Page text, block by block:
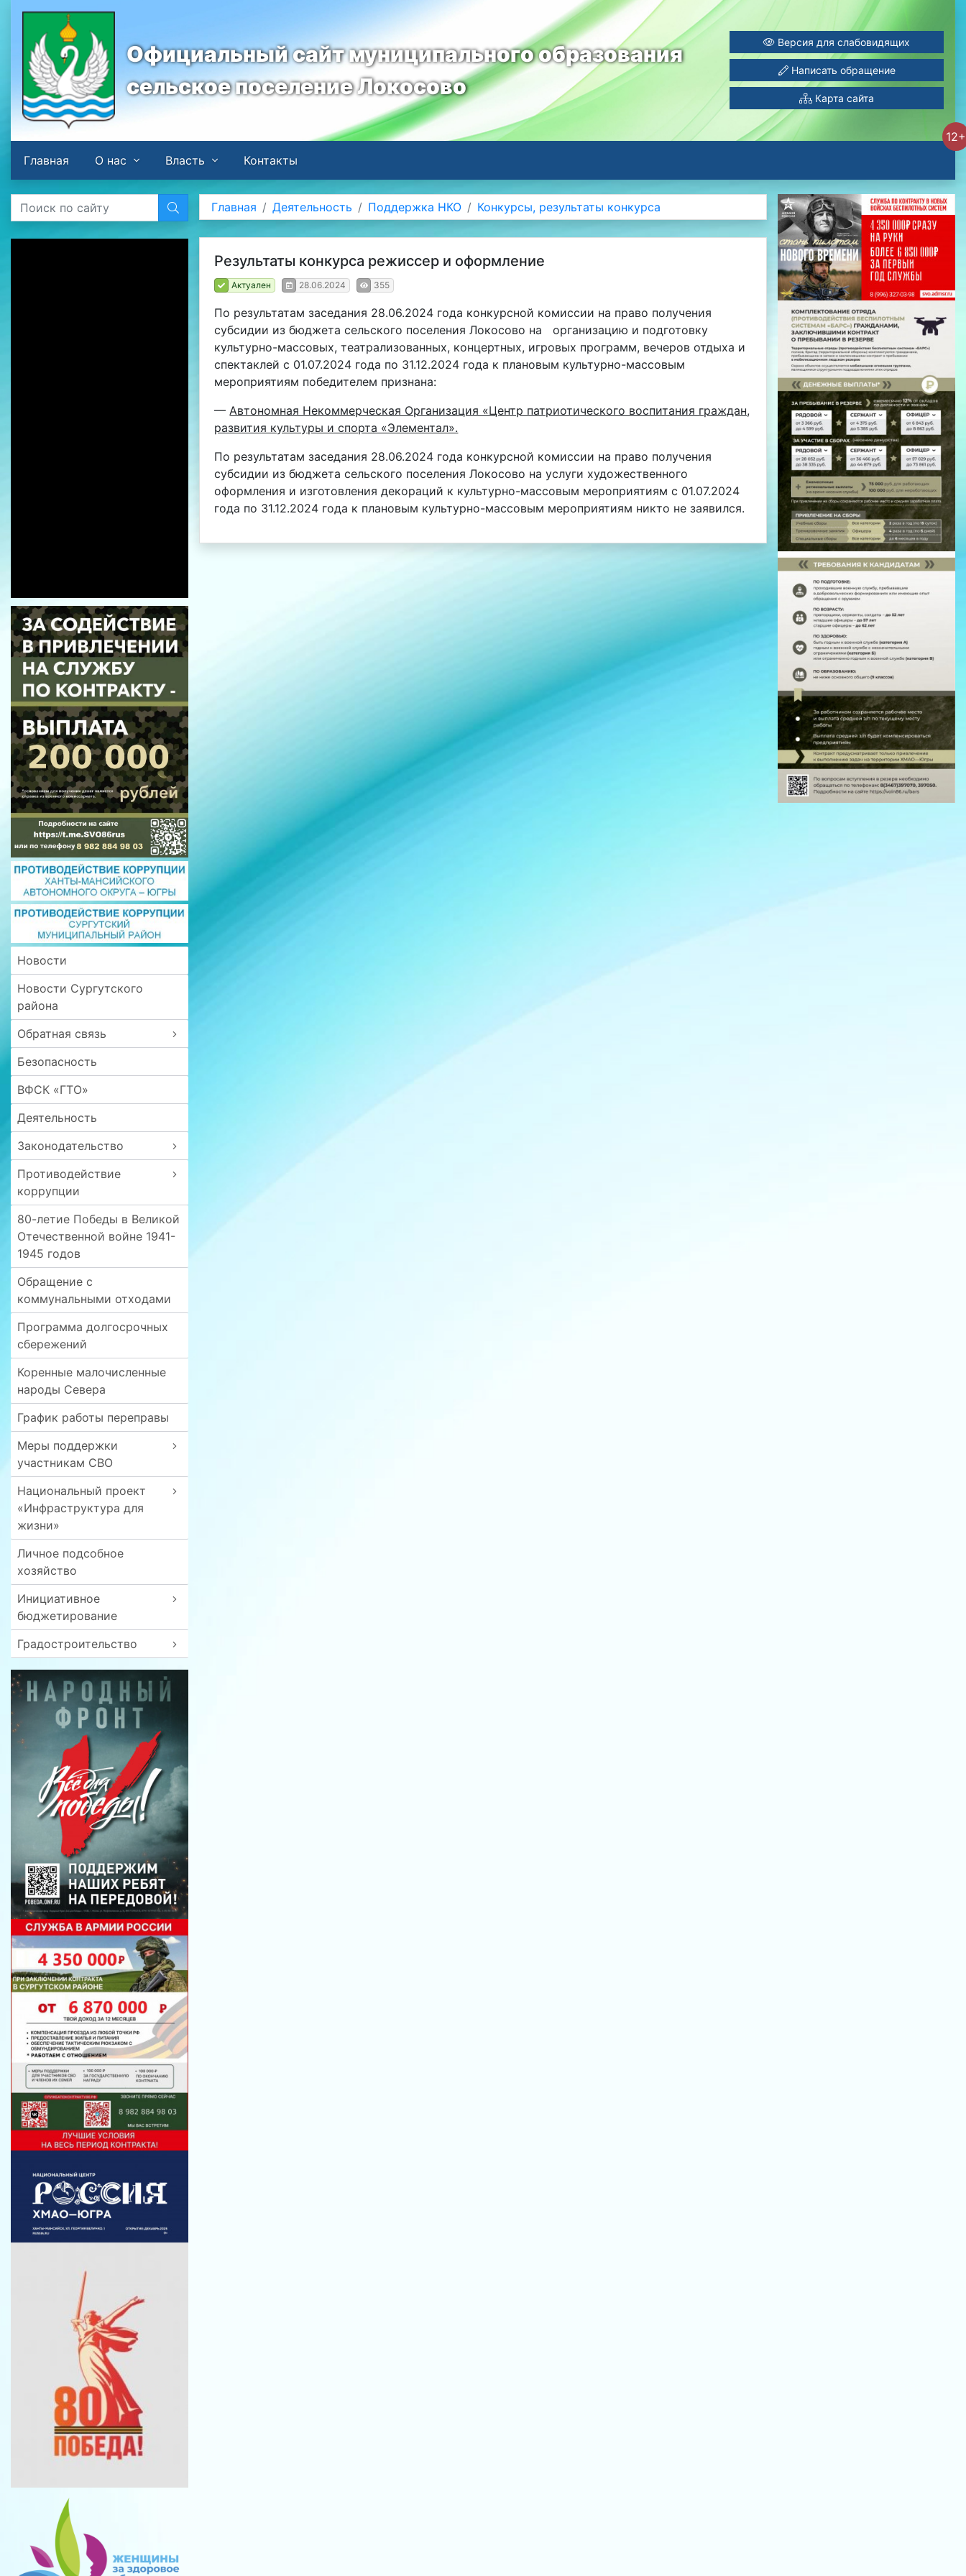
Официальный сайт муниципального образования
сельское поселение Локосово
Версия для слабовидящих
Написать обращение
Карта сайта
12+
Главная
О нас Власть Контакты
Новости
Новости Сургутского
района
Обратная связь
Безопасность
ВФСК «ГТО»
Деятельность
Законодательство
Противодействие
коррупции
80-летие Победы в Великой
Отечественной войне 1941-
1945 годов
Обращение с
коммунальными отходами
Программа долгосрочных
сбережений
Коренные малочисленные
народы Севера
График работы переправы
Меры поддержки
участникам СВО
Национальный проект
«Инфраструктура для
жизни»
Личное подсобное
хозяйство
Инициативное
бюджетирование
Градостроительство
Главная Деятельность Поддержка НКО Конкурсы, результаты конкурса
Результаты конкурса режиссер и оформление
Актуален 28.06.2024 355
По результатам заседания 28.06.2024 года конкурсной комиссии на право получения
субсидии из бюджета сельского поселения Локосово на организацию и подготовку
культурно-массовых, театрализованных, концертных, игровых программ, вечеров отдыха и
спектаклей с 01.07.2024 года по 31.12.2024 года к плановым культурно-массовым
мероприятиям победителем признана:
— Автономная Некоммерческая Организация «Центр патриотического воспитания граждан,
развития культуры и спорта «Элементал».
По результатам заседания 28.06.2024 года конкурсной комиссии на право получения
субсидии из бюджета сельского поселения Локосово на услуги художественного
оформления и изготовления декораций к культурно-массовым мероприятиям с 01.07.2024
года по 31.12.2024 года к плановым культурно-массовым мероприятиям никто не заявился.